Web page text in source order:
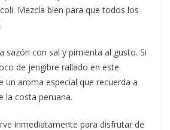
Mezcla bien para que todos los
sazón con sal y pimienta al gusto. Si
de jengibre rallado en este
un aroma especial que recuerda a
la costa peruana.
inmediatamente para disfrutar de